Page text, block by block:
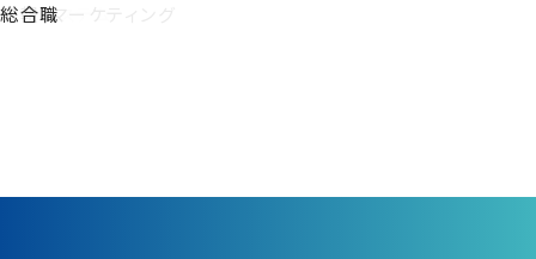
募集要項カテゴリ:
人事・採用・教育
総務
経理・財務
情報システム
広報・マーケティング
総合職